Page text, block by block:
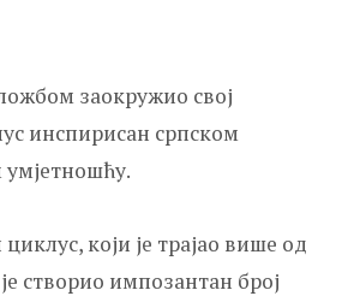
заокружио свој
инспирисан српском
који је трајао више од
створио импозантан број